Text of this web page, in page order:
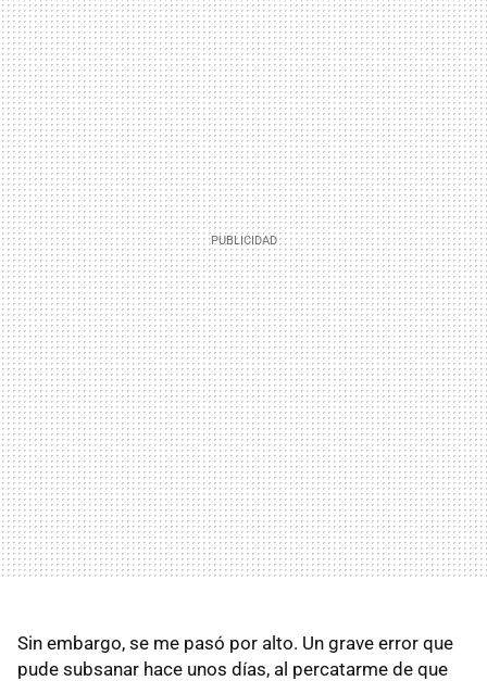
Sin embargo, se me pasó por alto. Un grave error que
pude subsanar hace unos días, al percatarme de que